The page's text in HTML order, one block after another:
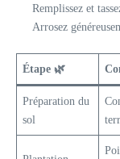
Remplissez et
Arrosez
Étape 🌿
Préparation du
sol